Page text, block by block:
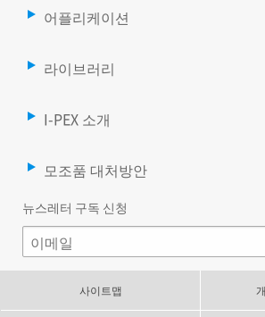
어플리케이션
라이브러리
I-PEX 소개
모조품 대처방안
뉴스레터 구독 신청
사이트맵